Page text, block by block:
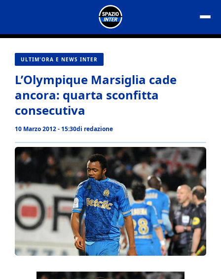
contenuto
ULTIM'ORA E NEWS INTER
L’Olympique Marsiglia cade
ancora: quarta sconfitta
consecutiva
10 Marzo 2012 - 15:30di redazione